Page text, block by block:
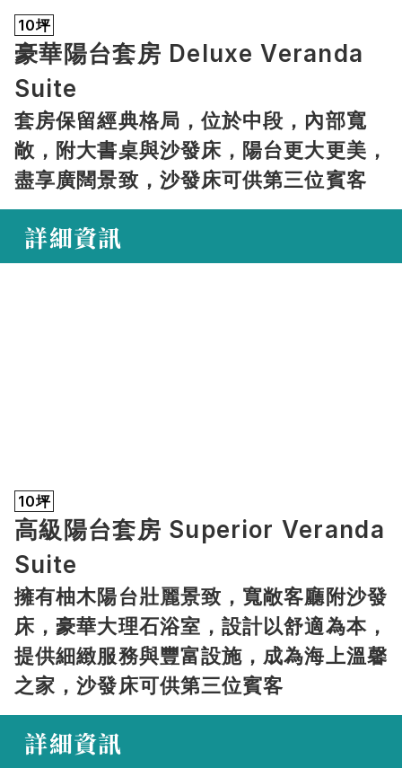
10坪
豪華陽台套房 Deluxe Veranda
Suite
套房保留經典格局，位於中段，內部寬
敞，附大書桌與沙發床，陽台更大更美，
盡享廣闊景致，沙發床可供第三位賓客
詳細資訊
10坪
高級陽台套房 Superior Veranda
Suite
擁有柚木陽台壯麗景致，寬敞客廳附沙發
床，豪華大理石浴室，設計以舒適為本，
提供細緻服務與豐富設施，成為海上溫馨
之家，沙發床可供第三位賓客
詳細資訊